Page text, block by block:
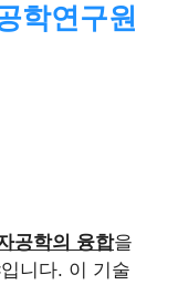
학연구원
공학의 융합을
니다. 이 기술